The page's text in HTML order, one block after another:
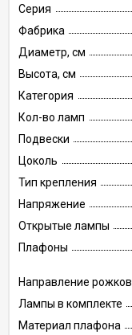
Серия
Фабрика
Диаметр, см
Высота, см
Категория
Кол-во ламп
Подвески
Цоколь
Тип крепления
Напряжение
Открытые лампы
Плафоны
Направление рожков
Лампы в комплекте
Материал плафона